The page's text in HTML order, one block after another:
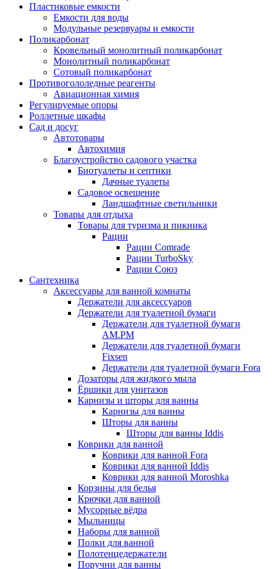
Пластиковые емкости
Емкости для воды
Модульные резервуары и емкости
Поликарбонат
Кровельный монолитный поликарбонат
Монолитный поликарбонат
Сотовый поликарбонат
Противогололедные реагенты
Авиационная химия
Регулируемые опоры
Роллетные шкафы
Сад и досуг
Автотовары
Автохимия
Благоустройство садового участка
Биотуалеты и септики
Дачные туалеты
Садовое освещение
Ландшафтные светильники
Товары для отдыха
Товары для туризма и пикника
Рации
Рации Comrade
Рации TurboSky
Рации Союз
Сантехника
Аксессуары для ванной комнаты
Держатели для аксессуаров
Держатели для туалетной бумаги
Держатели для туалетной бумаги
AM.PM
Держатели для туалетной бумаги
Fixsen
Держатели для туалетной бумаги Fora
Дозаторы для жидкого мыла
Ёршики для унитазов
Карнизы и шторы для ванны
Карнизы для ванны
Шторы для ванны
Шторы для ванны Iddis
Коврики для ванной
Коврики для ванной Fora
Коврики для ванной Iddis
Коврики для ванной Moroshka
Корзины для белья
Крючки для ванной
Мусорные вёдра
Мыльницы
Наборы для ванной
Полки для ванной
Полотенцедержатели
Поручни для ванны